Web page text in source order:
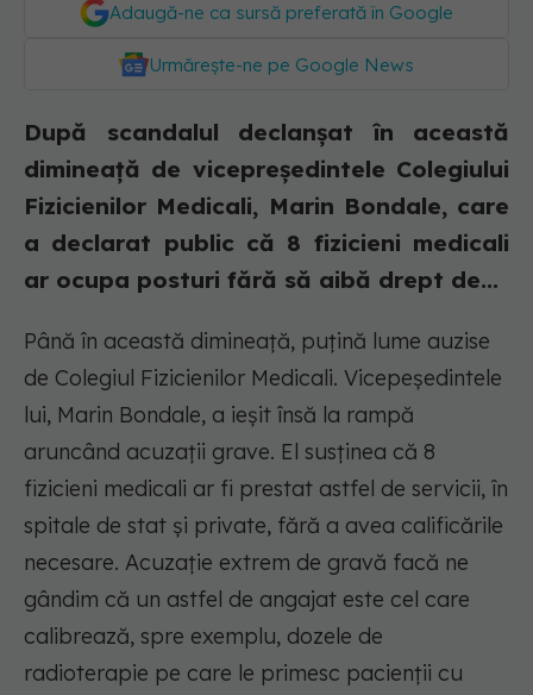
Adaugă-ne ca sursă preferată în Google
Urmărește-ne pe Google News
După scandalul declanșat în această
dimineață de vicepreședintele Colegiului
Fizicienilor Medicali, Marin Bondale, care
a declarat public că 8 fizicieni medicali
ar ocupa posturi fără să aibă drept de...
Până în această dimineață, puțină lume auzise
de Colegiul Fizicienilor Medicali. Vicepeședintele
lui, Marin Bondale, a ieșit însă la rampă
aruncând acuzații grave. El susținea că 8
fizicieni medicali ar fi prestat astfel de servicii, în
spitale de stat și private, fără a avea calificările
necesare. Acuzație extrem de gravă facă ne
gândim că un astfel de angajat este cel care
calibrează, spre exemplu, dozele de
radioterapie pe care le primesc pacienții cu